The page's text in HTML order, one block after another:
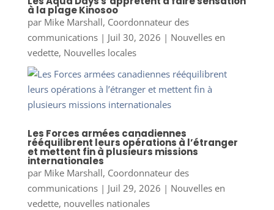
à la plage Kinosoo
par Mike Marshall, Coordonnateur des
communications| Juil 30, 2026 | Nouvelles en
vedette, Nouvelles locales
Les Forces armées canadiennes
rééquilibrent leurs opérations à l’étranger
et mettent fin à plusieurs missions
internationales
par Mike Marshall, Coordonnateur des
communications| Juil 29, 2026 | Nouvelles en
vedette, nouvelles nationales